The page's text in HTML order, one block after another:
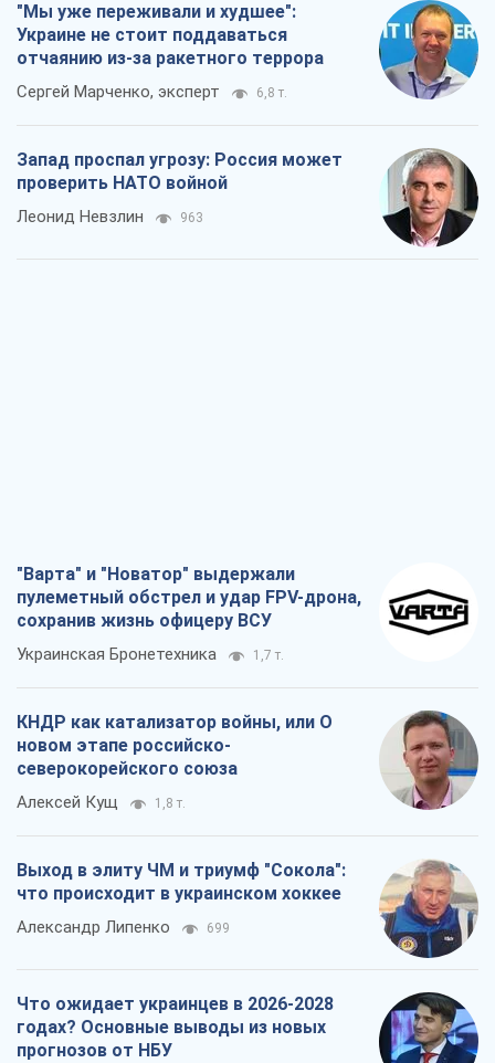
"Мы уже переживали и худшее":
Украине не стоит поддаваться
отчаянию из-за ракетного террора
Сергей Марченко, эксперт 6,8 т.
Запад проспал угрозу: Россия может
проверить НАТО войной
Леонид Невзлин 963
"Варта" и "Новатор" выдержали
пулеметный обстрел и удар FPV-дрона,
сохранив жизнь офицеру ВСУ
Украинская Бронетехника 1,7 т.
КНДР как катализатор войны, или О
новом этапе российско-
северокорейского союза
Алексей Кущ 1,8 т.
Выход в элиту ЧМ и триумф "Сокола":
что происходит в украинском хоккее
Александр Липенко 699
Что ожидает украинцев в 2026-2028
годах? Основные выводы из новых
прогнозов от НБУ